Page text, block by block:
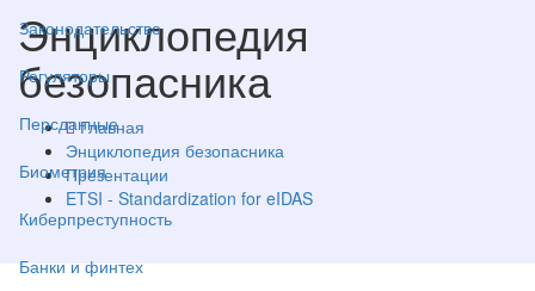
Законодательство
Регуляторы
Персданные
Биометрия
Киберпреступность
Банки и финтех
Энциклопедия
безопасника
Главная
Энциклопедия безопасника
Презентации
ETSI - Standardization for eIDAS